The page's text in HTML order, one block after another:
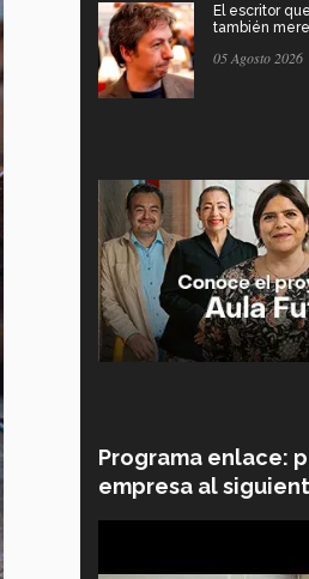
El escritor
también
05 Agosto 2026
Programa enlace:
empresa al